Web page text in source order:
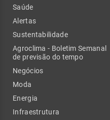
Saúde
Alertas
Sustentabilidade
Agroclima - Boletim Semanal
de previsão do tempo
Negócios
Moda
Energia
Infraestrutura